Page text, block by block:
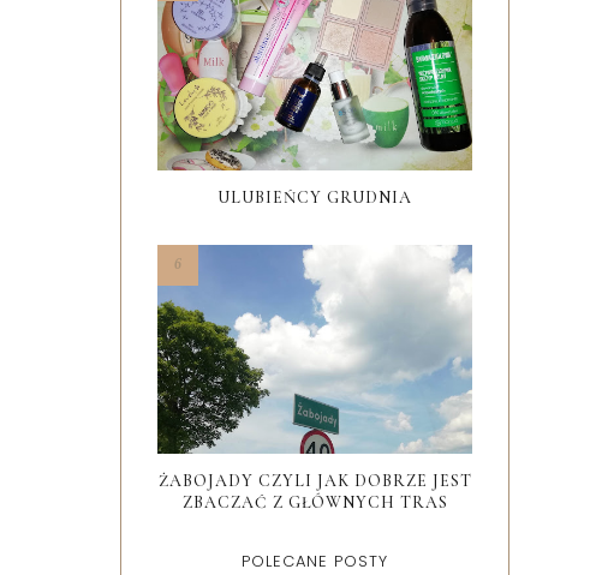
ULUBIEŃCY GRUDNIA
ŻABOJADY CZYLI JAK DOBRZE JEST
ZBACZAĆ Z GŁÓWNYCH TRAS
POLECANE POSTY